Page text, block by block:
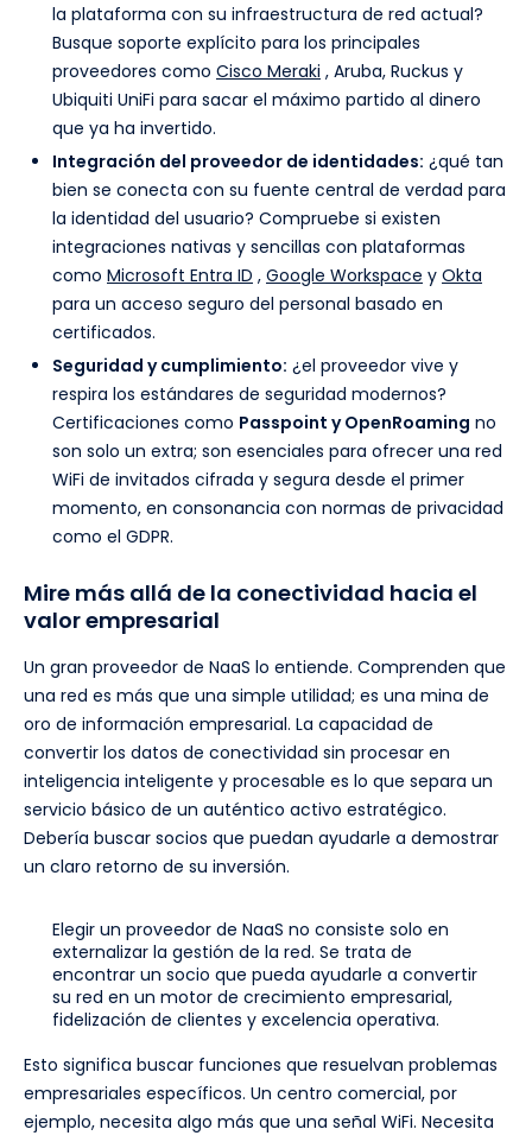
la plataforma con su infraestructura de red actual?
Busque soporte explícito para los principales
proveedores como Cisco Meraki , Aruba, Ruckus y
Ubiquiti UniFi para sacar el máximo partido al dinero
que ya ha invertido.
Integración del proveedor de identidades: ¿qué tan
bien se conecta con su fuente central de verdad para
la identidad del usuario? Compruebe si existen
integraciones nativas y sencillas con plataformas
como Microsoft Entra ID , Google Workspace y Okta
para un acceso seguro del personal basado en
certificados.
Seguridad y cumplimiento: ¿el proveedor vive y
respira los estándares de seguridad modernos?
Certificaciones como Passpoint y OpenRoaming no
son solo un extra; son esenciales para ofrecer una red
WiFi de invitados cifrada y segura desde el primer
momento, en consonancia con normas de privacidad
como el GDPR.
Mire más allá de la conectividad hacia el
valor empresarial
Un gran proveedor de NaaS lo entiende. Comprenden que
una red es más que una simple utilidad; es una mina de
oro de información empresarial. La capacidad de
convertir los datos de conectividad sin procesar en
inteligencia inteligente y procesable es lo que separa un
servicio básico de un auténtico activo estratégico.
Debería buscar socios que puedan ayudarle a demostrar
un claro retorno de su inversión.
Elegir un proveedor de NaaS no consiste solo en
externalizar la gestión de la red. Se trata de
encontrar un socio que pueda ayudarle a convertir
su red en un motor de crecimiento empresarial,
fidelización de clientes y excelencia operativa.
Esto significa buscar funciones que resuelvan problemas
empresariales específicos. Un centro comercial, por
ejemplo, necesita algo más que una señal WiFi. Necesita